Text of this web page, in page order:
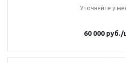
Уточняйте у
60 000 руб./